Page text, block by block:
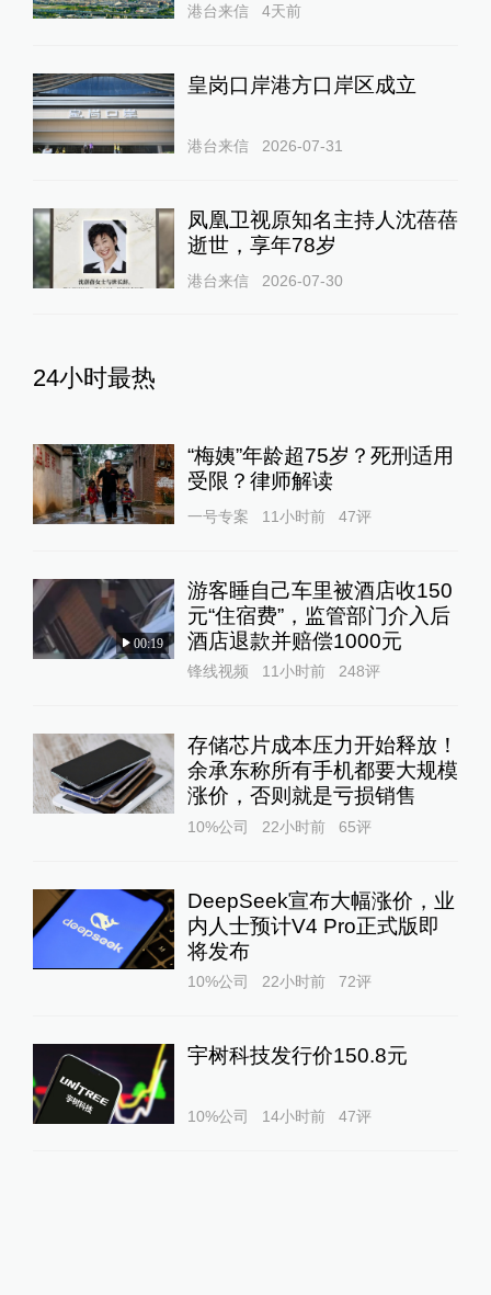
港台来信 4天前
皇岗口岸港方口岸区成立
港台来信 2026-07-31
凤凰卫视原知名主持人沈蓓蓓
逝世，享年78岁
港台来信 2026-07-30
24小时最热
“梅姨”年龄超75岁？死刑适用
受限？律师解读
一号专案 11小时前 47评
00:19
游客睡自己车里被酒店收150
元“住宿费”，监管部门介入后
酒店退款并赔偿1000元
锋线视频 11小时前 248评
存储芯片成本压力开始释放！
余承东称所有手机都要大规模
涨价，否则就是亏损销售
10%公司 22小时前 65评
DeepSeek宣布大幅涨价，业
内人士预计V4 Pro正式版即
将发布
10%公司 22小时前 72评
宇树科技发行价150.8元
10%公司 14小时前 47评